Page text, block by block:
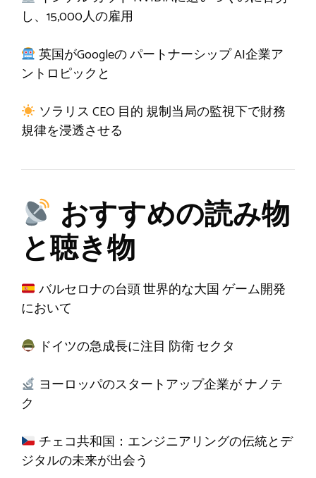
し、15,000人の雇用
英国がGoogleのパートナーシップAI企業ア
ントロピックと
ソラリス CEO 目的規制当局の監視下で財務
規律を浸透させる
おすすめの読み物
と聴き物
バルセロナの台頭世界的な大国ゲーム開発
において
ドイツの急成長に注目 防衛セクタ
ヨーロッパのスタートアップ企業がナノテ
ク
チェコ共和国：エンジニアリングの伝統とデ
ジタルの未来が出会う